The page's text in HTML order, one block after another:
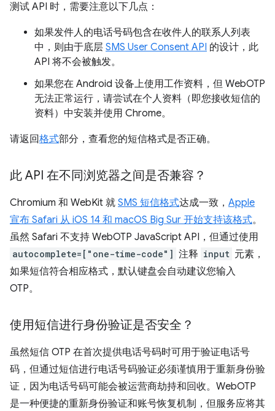
测试 API 时，需要注意以下几点：
如果发件人的电话号码包含在收件人的联系人列表
中，则由于底层 SMS User Consent API 的设计，此
API 将不会被触发。
如果您在 Android 设备上使用工作资料，但 WebOTP
无法正常运行，请尝试在个人资料（即您接收短信的
资料）中安装并使用 Chrome。
请返回格式部分，查看您的短信格式是否正确。
此 API 在不同浏览器之间是否兼容？
Chromium 和 WebKit 就 SMS 短信格式达成一致， Apple
宣布 Safari 从 iOS 14 和 macOS Big Sur 开始支持该格式。
虽然 Safari 不支持 WebOTP JavaScript API，但通过使用
autocomplete=["one-time-code"] 注释 input 元素，
如果短信符合相应格式，默认键盘会自动建议您输入
OTP。
使用短信进行身份验证是否安全？
虽然短信 OTP 在首次提供电话号码时可用于验证电话号
码，但通过短信进行电话号码验证必须谨慎用于重新身份验
证，因为电话号码可能会被运营商劫持和回收。WebOTP
是一种便捷的重新身份验证和账号恢复机制，但服务应将其